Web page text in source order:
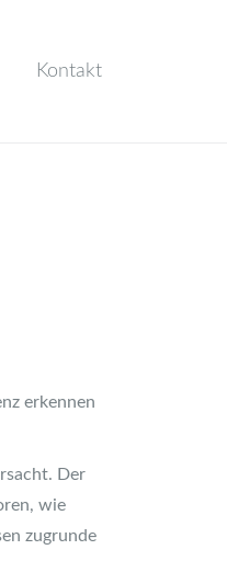
Kontakt
erkennen
Der
wie
zugrunde